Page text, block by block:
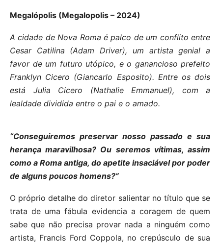
Megalópolis (Megalopolis – 2024)
A cidade de Nova Roma é palco de um conflito entre
Cesar Catilina (Adam Driver), um artista genial a
favor de um futuro utópico, e o ganancioso prefeito
Franklyn Cicero (Giancarlo Esposito). Entre os dois
está Julia Cicero (Nathalie Emmanuel), com a
lealdade dividida entre o pai e o amado.
“Conseguiremos preservar nosso passado e sua
herança maravilhosa? Ou seremos vítimas, assim
como a Roma antiga, do apetite insaciável por poder
de alguns poucos homens?”
O próprio detalhe do diretor salientar no título que se
trata de uma fábula evidencia a coragem de quem
sabe que não precisa provar nada a ninguém como
artista, Francis Ford Coppola, no crepúsculo de sua